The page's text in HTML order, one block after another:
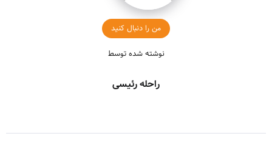
من را دنبال کنید
نوشته شده توسط
راحله رئیسی